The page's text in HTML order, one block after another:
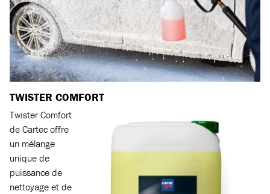
TWISTER COMFORT
Twister Comfort
de Cartec offre
un mélange
unique de
puissance de
nettoyage et de